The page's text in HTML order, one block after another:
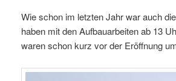
Wie schon im letzten Jahr war auch
haben mit den Aufbauarbeiten ab 13
waren schon kurz vor der Eröffnung